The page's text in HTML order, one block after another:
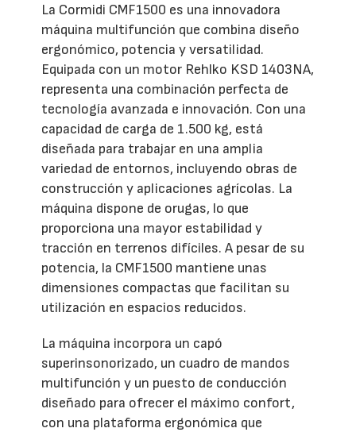
La Cormidi CMF1500 es una innovadora
máquina multifunción que combina diseño
ergonómico, potencia y versatilidad.
Equipada con un motor Rehlko KSD 1403NA,
representa una combinación perfecta de
tecnología avanzada e innovación. Con una
capacidad de carga de 1.500 kg, está
diseñada para trabajar en una amplia
variedad de entornos, incluyendo obras de
construcción y aplicaciones agrícolas. La
máquina dispone de orugas, lo que
proporciona una mayor estabilidad y
tracción en terrenos difíciles. A pesar de su
potencia, la CMF1500 mantiene unas
dimensiones compactas que facilitan su
utilización en espacios reducidos.
La máquina incorpora un capó
superinsonorizado, un cuadro de mandos
multifunción y un puesto de conducción
diseñado para ofrecer el máximo confort,
con una plataforma ergonómica que